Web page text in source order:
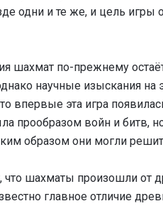
одни и те же, и цель игры
шахмат по-прежнему
научные изыскания на
впервые эта игра
прообразом войн и битв,
образом они могли
шахматы произошли от
главное отличие